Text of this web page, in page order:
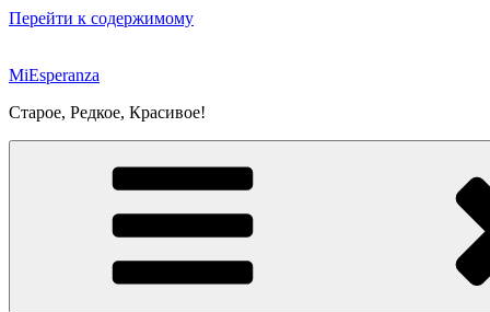
Перейти к содержимому
MiEsperanza
Старое, Редкое, Красивое!